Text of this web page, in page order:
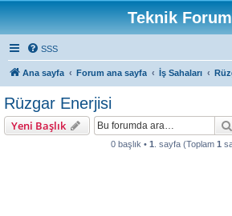
Teknik Forum
SSS
Ana sayfa Forum ana sayfa İş Sahaları
Rüzgar Enerjisi
Yeni Başlık
0 başlık • 1 . sayfa (Toplam 1